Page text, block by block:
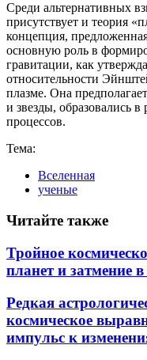
Среди альтернативных
присутствует и теория
концепция,
основную роль в
гравитации, как
относительности
плазме. Она
и звезды, образовались в
процессов.
Тема:
Вселенная
ученые
Читайте также
Тройное
планет и затмение
Редкая
космическое
импульс к